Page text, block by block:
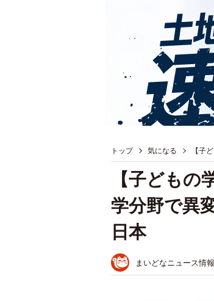
トップ 気になる 【子
【子どもの
学分野で異
日本
まいどなニュース情